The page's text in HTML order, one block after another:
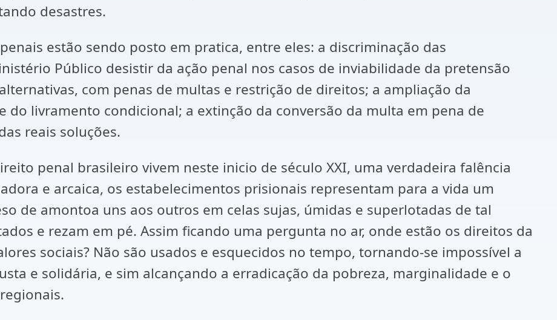
desastres.
estão sendo posto em pratica, entre eles: a discriminação das
Público desistir da ação penal nos casos de inviabilidade da pretensão
com penas de multas e restrição de direitos; a ampliação da
do livramento condicional; a extinção da conversão da multa em pena de
reais soluções.
penal brasileiro vivem neste inicio de século XXI, uma verdadeira falência
e arcaica, os estabelecimentos prisionais representam para a vida um
de amontoa uns aos outros em celas sujas, úmidas e superlotadas de tal
e rezam em pé. Assim ficando uma pergunta no ar, onde estão os direitos da
sociais? Não são usados e esquecidos no tempo, tornando-se impossível a
e solidária, e sim alcançando a erradicação da pobreza, marginalidade e o